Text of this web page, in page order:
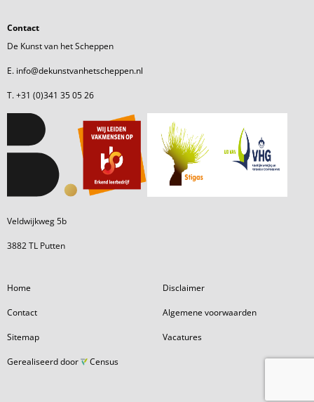
Contact
De Kunst van het Scheppen
E. info@dekunstvanhetscheppen.nl
T. +31 (0)341 35 05 26
Veldwijkweg 5b
3882 TL Putten
Home Disclaimer
Contact Algemene voorwaarden
Sitemap Vacatures
Gerealiseerd door Census